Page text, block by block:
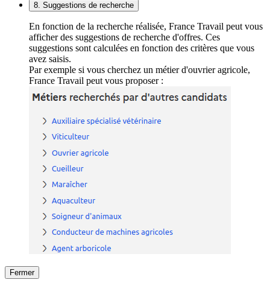
8. Suggestions de recherche
En fonction de la recherche réalisée, France Travail peut vous
afficher des suggestions de recherche d'offres. Ces
suggestions sont calculées en fonction des critères que vous
avez saisis.
Par exemple si vous cherchez un métier d'ouvrier agricole,
France Travail peut vous proposer :
Fermer